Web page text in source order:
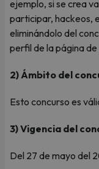
ejemplo, si se crea
participar, hackeos,
eliminándolo del
perfil de la página
2) Ámbito del
Esto concurso es
3) Vigencia del
Del 27 de mayo del